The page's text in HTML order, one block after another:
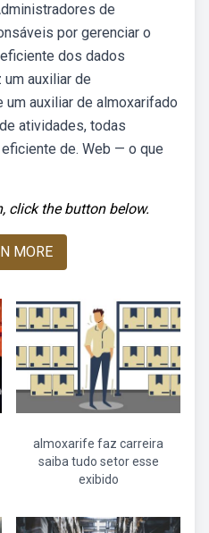
de
por gerenciar o
dos dados
auxiliar de
um auxiliar de almoxarifado
atividades, todas
de. Web — o que
click the button below.
MORE
almoxarife faz carreira
saiba tudo setor esse
exibido